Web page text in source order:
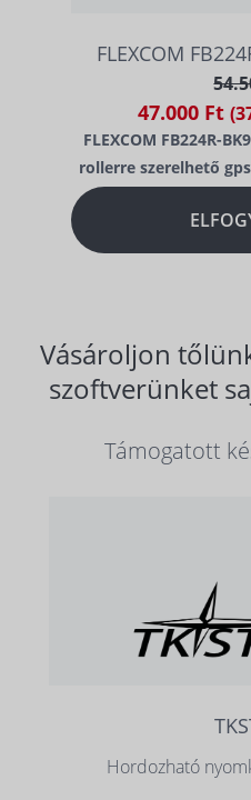
FLEXCOM
47.000 Ft
FLEXCOM FB224R-
rollerre szerelhető
Vásároljon
szoftverünket
Támogatott
Hordozható